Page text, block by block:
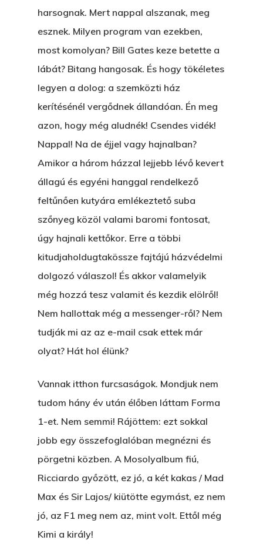
harsognak. Mert nappal alszanak, meg
esznek. Milyen program van ezekben,
most komolyan? Bill Gates keze betette a
lábát? Bitang hangosak. És hogy tökéletes
legyen a dolog: a szemközti ház
kerítésénél vergődnek állandóan. Én meg
azon, hogy még aludnék! Csendes vidék!
Nappal! Na de éjjel vagy hajnalban?
Amikor a három házzal lejjebb lévő kevert
állagú és egyéni hanggal rendelkező
feltűnően kutyára emlékeztető suba
szőnyeg közöl valami baromi fontosat,
úgy hajnali kettőkor. Erre a többi
kitudjaholdugtakössze fajtájú házvédelmi
dolgozó válaszol! És akkor valamelyik
még hozzá tesz valamit és kezdik elölről!
Nem hallottak még a messenger-ről? Nem
tudják mi az az e-mail csak ettek már
olyat? Hát hol élünk?
Vannak itthon furcsaságok. Mondjuk nem
tudom hány év után élőben láttam Forma
1-et. Nem semmi! Rájöttem: ezt sokkal
jobb egy összefoglalóban megnézni és
pörgetni közben. A Mosolyalbum fiú,
Ricciardo győzött, ez jó, a két kakas / Mad
Max és Sir Lajos/ kiütötte egymást, ez nem
jó, az F1 meg nem az, mint volt. Ettől még
Kimi a király!